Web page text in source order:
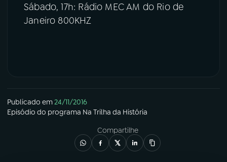
Sábado, 17h: Rádio MEC AM do Rio de
Janeiro 800KHZ
Publicado em24/11/2016
Episódio do programa Na Trilha da História
Compartilhe